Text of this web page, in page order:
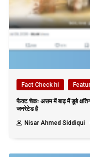
Fact Check hi
फैक्ट चेकः असम में बाढ़ में डूबे
जनरेटेड है
Nisar Ahmed Siddiqui